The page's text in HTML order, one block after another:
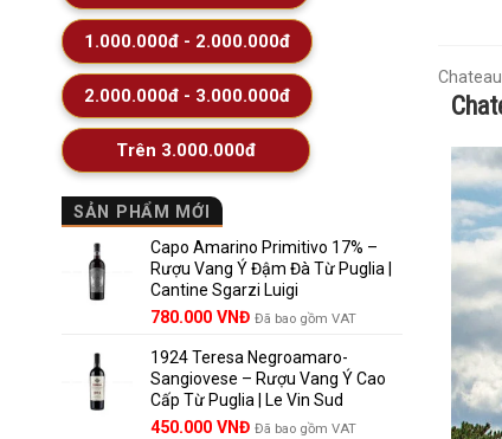
1.000.000đ - 2.000.000đ
2.000.000đ - 3.000.000đ
Trên 3.000.000đ
SẢN PHẨM MỚI
Capo Amarino Primitivo 17% –
Rượu Vang Ý Đậm Đà Từ Puglia |
Cantine Sgarzi Luigi
Giá
là:
858.000 VNĐ.
780.000 VNĐGiá
tại
là:
780.000 VNĐ.
Đã bao gồm VAT
1924 Teresa Negroamaro-
Sangiovese – Rượu Vang Ý Cao
Cấp Từ Puglia | Le Vin Sud
Giá
450.000 VNĐGiá
Đã bao gồm VAT